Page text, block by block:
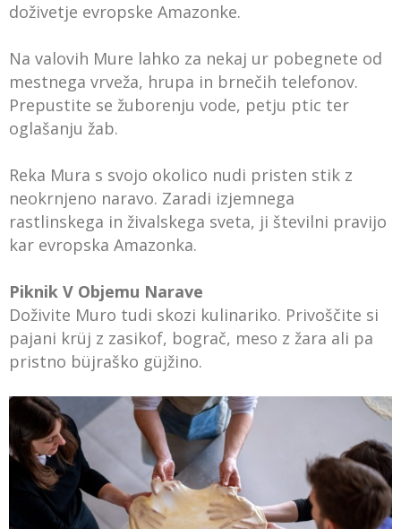
doživetje evropske Amazonke.
Na valovih Mure lahko za nekaj ur pobegnete od
mestnega vrveža, hrupa in brnečih telefonov.
Prepustite se žuborenju vode, petju ptic ter
oglašanju žab.
Reka Mura s svojo okolico nudi pristen stik z
neokrnjeno naravo. Zaradi izjemnega
rastlinskega in živalskega sveta, ji številni pravijo
kar evropska Amazonka.
Piknik V Objemu Narave
Doživite Muro tudi skozi kulinariko. Privoščite si
pajani krüj z zasikof, bograč, meso z žara ali pa
pristno büjraško güjžino.